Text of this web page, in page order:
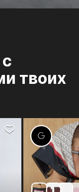
твоих